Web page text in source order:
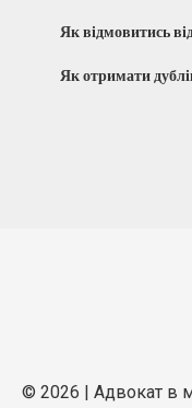
Як відмовитись
Як отримати
© 2026 | Адвокат в